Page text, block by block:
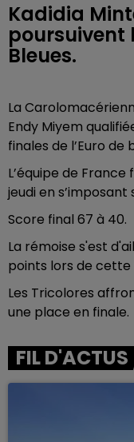
Kadidia
poursuivent
Bleues.
La
Endy Miyem
finales de l’Euro de
L’équipe de
jeudi en s’imposant
Score final 67 à 40.
La rémoise s'est
points lors de
Les Tricolores
une place en finale.
FIL D'ACTUS